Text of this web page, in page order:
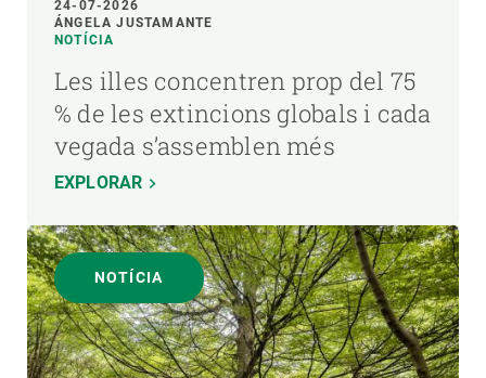
24-07-2026
ÁNGELA JUSTAMANTE
NOTÍCIA
Les illes concentren prop del 75
% de les extincions globals i cada
vegada s’assemblen més
EXPLORAR
NOTÍCIA